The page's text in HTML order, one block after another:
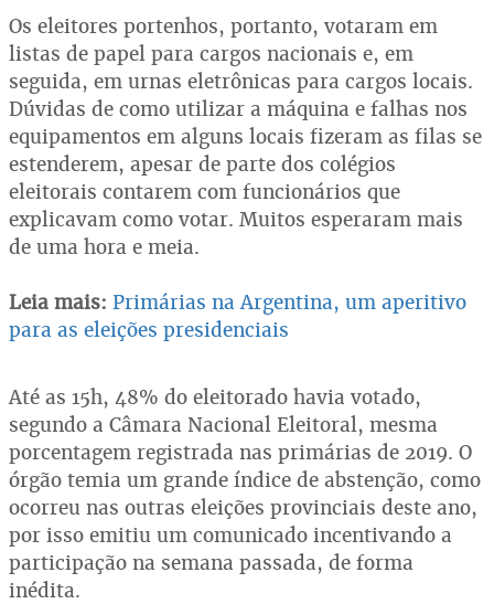
Os eleitores portenhos, portanto, votaram em
listas de papel para cargos nacionais e, em
seguida, em urnas eletrônicas para cargos locais.
Dúvidas de como utilizar a máquina e falhas nos
equipamentos em alguns locais fizeram as filas se
estenderem, apesar de parte dos colégios
eleitorais contarem com funcionários que
explicavam como votar. Muitos esperaram mais
de uma hora e meia.
Leia mais: Primárias na Argentina, um aperitivo
para as eleições presidenciais
Até as 15h, 48% do eleitorado havia votado,
segundo a Câmara Nacional Eleitoral, mesma
porcentagem registrada nas primárias de 2019. O
órgão temia um grande índice de abstenção, como
ocorreu nas outras eleições provinciais deste ano,
por isso emitiu um comunicado incentivando a
participação na semana passada, de forma
inédita.